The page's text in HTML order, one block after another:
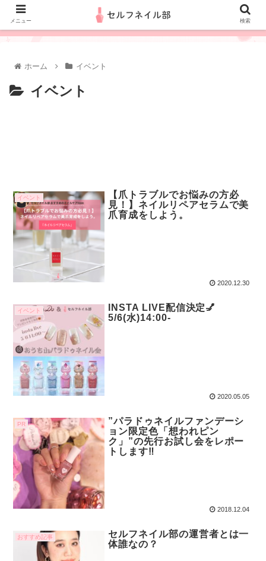
ホーム イベント
イベント
イベント
【爪トラブルでお悩みの方必
見！】ネイルリペアセラムで美
爪育成をしよう。
2020.12.30
イベント
INSTA LIVE配信決定💅
5/6(水)14:00-
2020.05.05
PR
”パラドゥネイルファンデーシ
ョン限定色「想われピン
ク」”の先行お試し会をレポー
トします‼︎
2018.12.04
おすすめ記事
セルフネイル部の運営者とは一
体誰なの？
メニュー 検索